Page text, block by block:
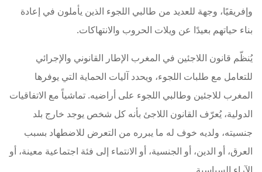
وإفريقيًا، وجهة للعديد من طالبي اللجوء الذين يأملون في إعادة
بناء حياتهم بعيدًا عن ويلات الحروب والانتهاكات.
يُنظّم قانون اللاجئين في المغرب الإطار القانوني والإجرائي
للتعامل مع طلبات اللجوء، ويحدد آليات الحماية التي يوفرها
المغرب للاجئين وطالبي اللجوء على أراضيه. تماشياً مع الاتفاقيات
الدولية، يُعرّف القانون اللاجئ بأنه كل شخص يوجد خارج بلد
جنسيته، ولديه خوف له ما يبرره من التعرض للاضطهاد بسبب
العرق، أو الدين، أو الجنسية، أو الانتماء إلى فئة اجتماعية معينة، أو